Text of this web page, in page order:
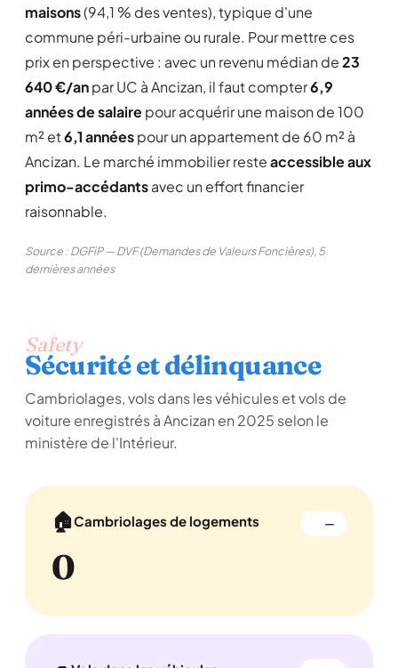
maisons(94,1 % des ventes), typique d'une
commune péri-urbaine ou rurale. Pour mettre ces
prix en perspective : avec un revenu médian de23
640 €/anpar UC à Ancizan, il faut compter6,9
années de salairepour acquérir une maison de 100
m² et6,1 annéespour un appartement de 60 m² à
Ancizan. Le marché immobilier resteaccessible aux
primo-accédantsavec un effort financier
raisonnable.
Source : DGFiP — DVF (Demandes de Valeurs Foncières), 5
dernières années
Safety
Sécurité et délinquance
Cambriolages, vols dans les véhicules et vols de
voiture enregistrés à Ancizan en 2025 selon le
ministère de l'Intérieur.
🏠Cambriolages de logements —
0